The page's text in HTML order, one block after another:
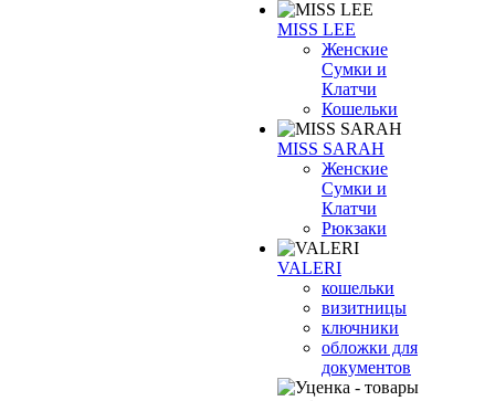
MISS LEE
Женские
Сумки и
Клатчи
Кошельки
MISS SARAH
Женские
Сумки и
Клатчи
Рюкзаки
VALERI
кошельки
визитницы
ключники
обложки для
документов